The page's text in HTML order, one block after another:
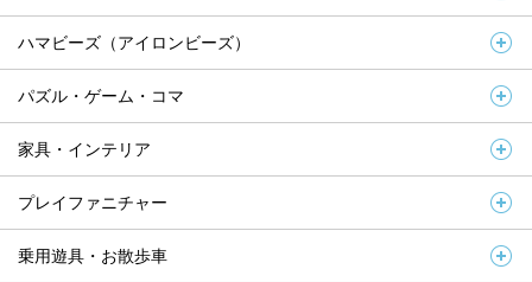
ハマビーズ（アイロンビーズ）
パズル・ゲーム・コマ
家具・インテリア
プレイファニチャー
乗用遊具・お散歩車